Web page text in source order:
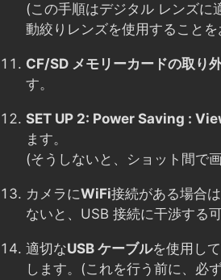
(この手順はデジタル レンズに
動絞りレンズを使用すること
CF/SD メモリーカードの取り
す。
SET UP 2: Power Saving :
ます。
(そうしないと、ショット間で
カメラにWiFi接続がある場合
ないと、USB 接続に干渉する
適切なUSB ケーブルを使用し
します。(これを行う前に、必